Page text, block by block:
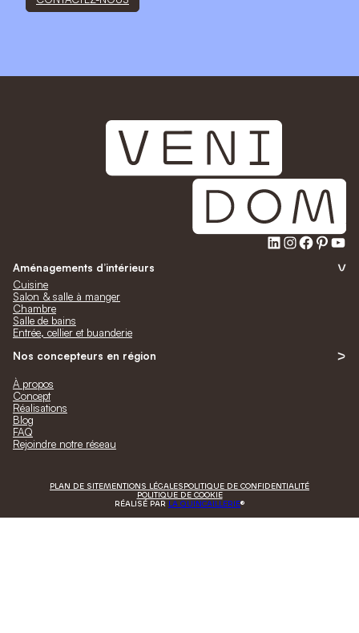
LinkedIn
Aménagements d’intérieurs
Cuisine
Salon & salle à manger
Chambre
Salle de bains
Entrée, cellier et buanderie
Nos concepteurs en région
À propos
Concept
Réalisations
Blog
FAQ
Rejoindre notre réseau
PLAN DE SITEMENTIONS LÉGALESPOLITIQUE DE CONFIDENTIALITÉ
POLITIQUE DE COOKIE
RÉALISÉ PAR LA QUINCAILLERIE®